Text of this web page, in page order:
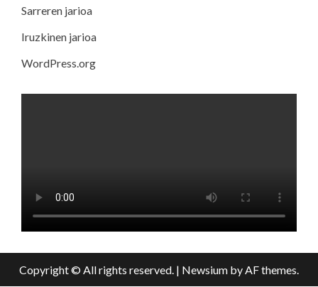
Sarreren jarioa
Iruzkinen jarioa
WordPress.org
Copyright © All rights reserved. | Newsium by AF themes.